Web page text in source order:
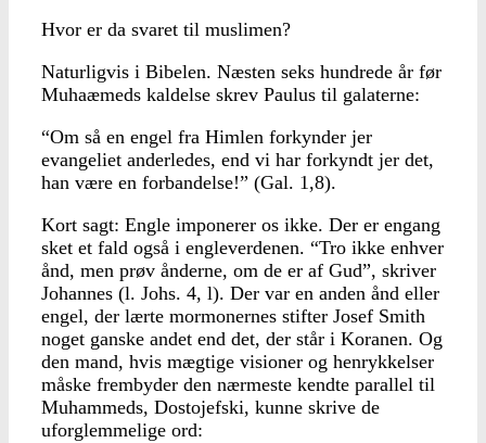
Hvor er da svaret til muslimen?
Naturligvis i Bibelen. Næsten seks hundrede år før
Muhaæmeds kaldelse skrev Paulus til galaterne:
“Om så en engel fra Himlen forkynder jer
evangeliet anderledes, end vi har forkyndt jer det,
han være en forbandelse!” (Gal. 1,8).
Kort sagt: Engle imponerer os ikke. Der er engang
sket et fald også i engleverdenen. “Tro ikke enhver
ånd, men prøv ånderne, om de er af Gud”, skriver
Johannes (l. Johs. 4, l). Der var en anden ånd eller
engel, der lærte mormonernes stifter Josef Smith
noget ganske andet end det, der står i Koranen. Og
den mand, hvis mægtige visioner og henrykkelser
måske frembyder den nærmeste kendte parallel til
Muhammeds, Dostojefski, kunne skrive de
uforglemmelige ord: